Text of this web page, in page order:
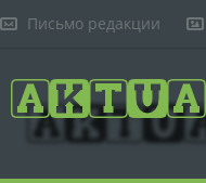
Письмо редакции